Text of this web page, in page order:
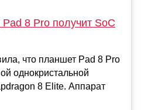
8 Pro получит SoC
что планшет Pad 8 Pro
однокристальной
8 Elite. Аппарат